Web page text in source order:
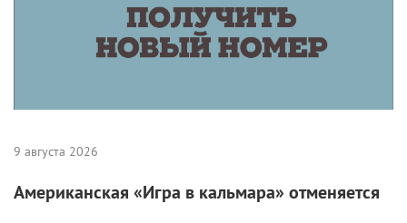
9 августа 2026
Американская «Игра в кальмара» отменяется